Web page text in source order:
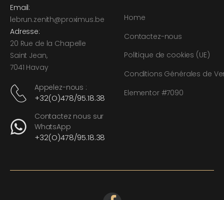
Email:
lebrun.zenith@proximus.be
Adresse:
20 Rue de la Chapelle
Saint Jean,
7041 Havay
Appelez-nous :
+32(O)478/95.18.38
Contactez nous sur
WhatsApp
+32(O)478/95.18.38
Home
Contactez-nous
Politique de cookies (UE)
Conditions Générales de
Elementor #7090